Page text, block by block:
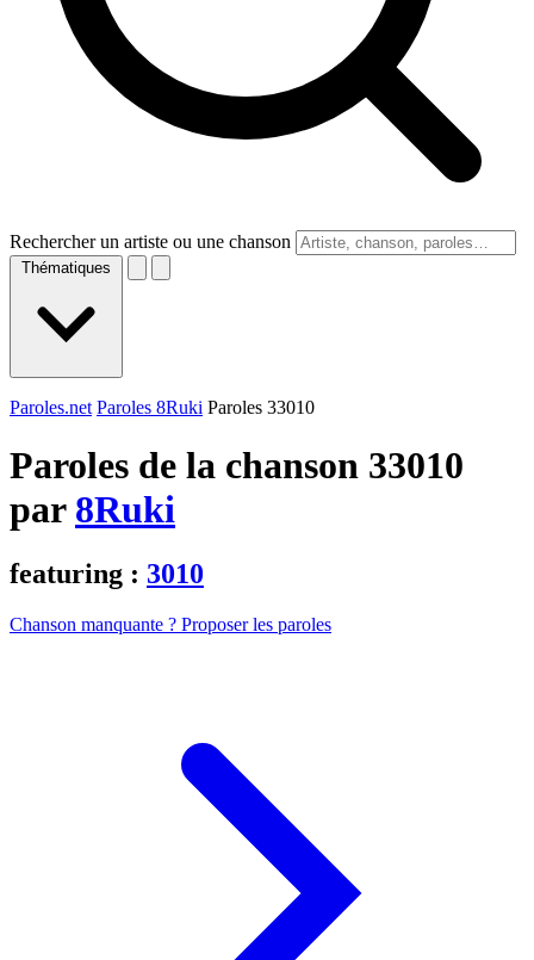
Rechercher un artiste ou une chanson
Thématiques
Paroles.net Paroles 8Ruki Paroles 33010
Paroles de la chanson 33010
par 8Ruki
featuring : 3010
Chanson manquante ? Proposer les paroles